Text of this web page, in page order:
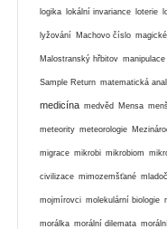
logika lokální invariance loterie
lyžování Machovo číslo
Malostranský hřbitov manipulace
Sample Return matematická
medicína medvěd Mensa
meteority meteorologie
migrace mikrobi mikrobiom
civilizace mimozemšťané
mojmírovci molekulární biologie
morálka morální dilemata